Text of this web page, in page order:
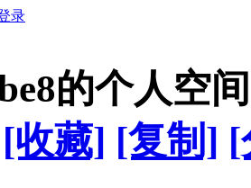
录
的个人空间
[收藏] [复制] [